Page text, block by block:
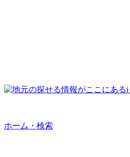
ホーム・検索